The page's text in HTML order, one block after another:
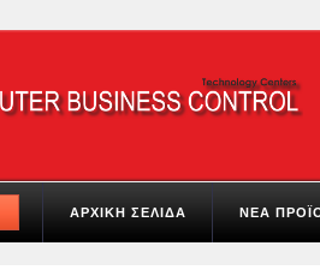
ΑΡΧΙΚΗ ΣΕΛΙΔΑ ΝΕΑ